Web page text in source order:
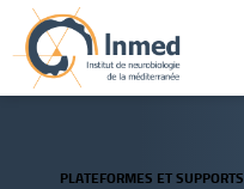
PLATEFORMES ET SUPPORTS